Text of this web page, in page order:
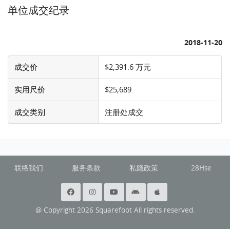
单位成交纪录
2018-11-20
成交价 $2,391.6 万元
实用尺价 $25,689
成交类别 注册处成交
联络我们 服务条款 私隐政策 28Hse
@ Copyright 2026 Squarefoot All rights reserved.